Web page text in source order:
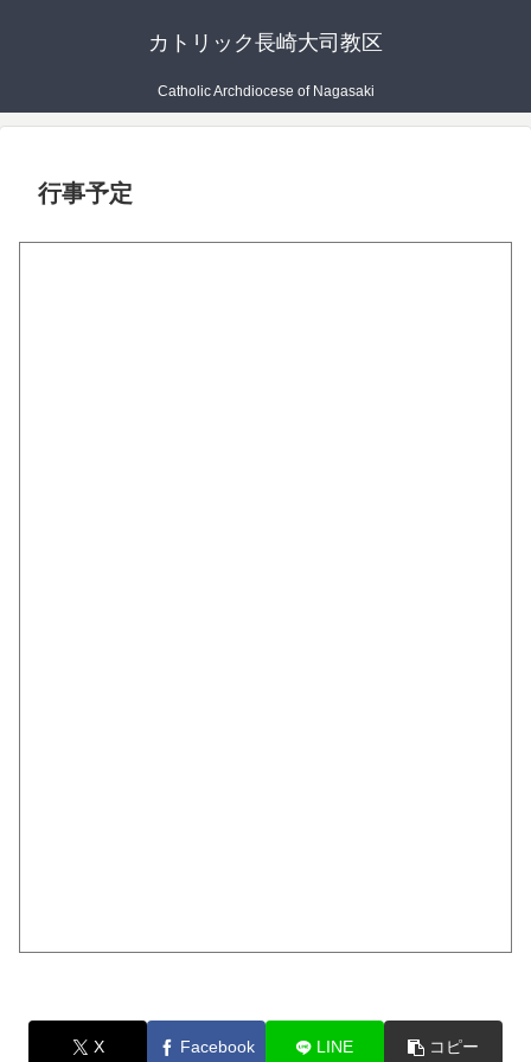
カトリック長崎大司教区
Catholic Archdiocese of Nagasaki
行事予定
X Facebook LINE コピー